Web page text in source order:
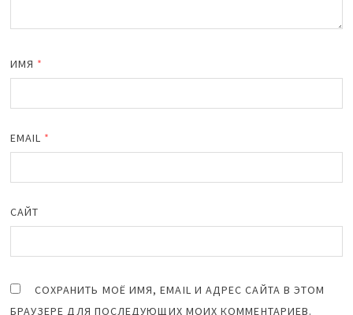
ИМЯ *
EMAIL *
САЙТ
СОХРАНИТЬ МОЁ ИМЯ, EMAIL И АДРЕС САЙТА В ЭТОМ
БРАУЗЕРЕ ДЛЯ ПОСЛЕДУЮЩИХ МОИХ КОММЕНТАРИЕВ.